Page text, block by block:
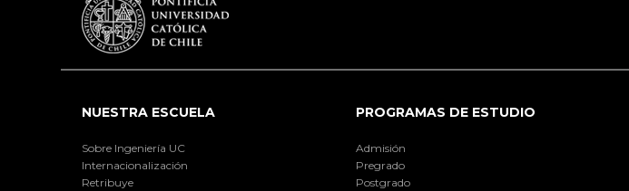
NUESTRA ESCUELA
Sobre Ingeniería UC
Internacionalización
Retribuye
PROGRAMAS DE ESTUDIO
Admisión
Pregrado
Postgrado